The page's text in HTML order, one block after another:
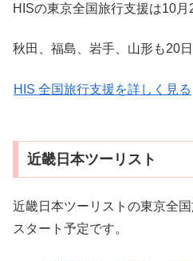
HISの東京全国旅行支援は10月
秋田、福島、岩手、山形も20
HIS 全国旅行支援を詳しく見る
近畿日本ツーリスト
近畿日本ツーリストの東京全
スタート予定です。